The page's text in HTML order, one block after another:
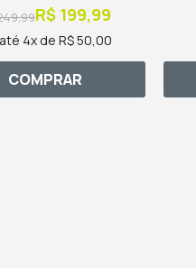
R$ 199,99
4x de R$ 50,00
COMPRAR